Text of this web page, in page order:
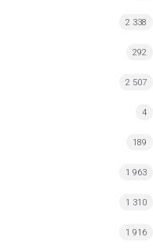
2 338
292
2 507
4
189
1 963
1 310
1 916